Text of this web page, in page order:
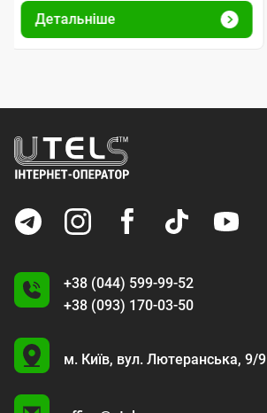
Детальніше
+38 (044) 599-99-52
+38 (093) 170-03-50
U
м. Київ, вул. Лютеранська, 9/9